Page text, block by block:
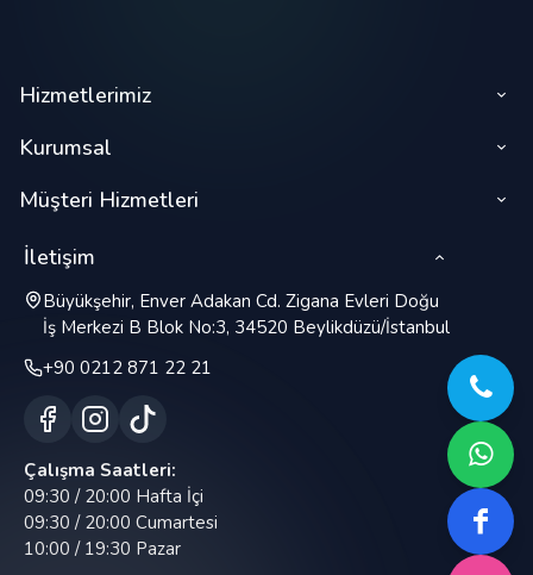
Hizmetlerimiz
Kurumsal
Müşteri Hizmetleri
İletişim
Büyükşehir, Enver Adakan Cd. Zigana Evleri Doğu
İş Merkezi B Blok No:3, 34520 Beylikdüzü/İstanbul
+90 0212 871 22 21
Çalışma Saatleri:
09:30 / 20:00 Hafta İçi
09:30 / 20:00 Cumartesi
10:00 / 19:30 Pazar